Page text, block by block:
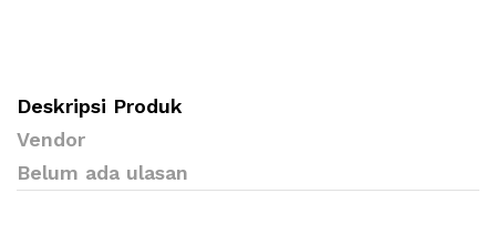
Deskripsi Produk
Vendor
Belum ada ulasan